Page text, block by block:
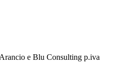
e Blu Consulting p.iva